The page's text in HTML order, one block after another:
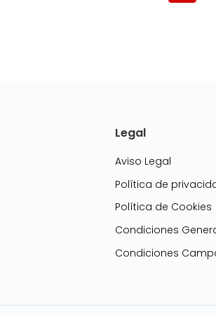
Legal
Aviso Legal
Política de
Política de Cookies
Condiciones
Condiciones